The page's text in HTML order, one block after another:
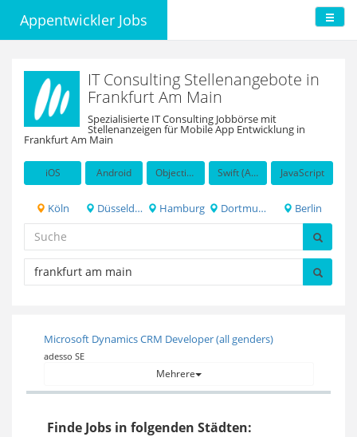
Appentwickler Jobs
IT Consulting Stellenangebote in
Frankfurt Am Main
Spezialisierte IT Consulting Jobbörse mit
Stellenanzeigen für Mobile App Entwicklung in
Frankfurt Am Main
iOS Android Objective-C Swift (Apple programming language) JavaScript
Köln Düsseldorf Hamburg Dortmund Berlin
Microsoft Dynamics CRM Developer (all genders)
adesso SE
Mehrere
Finde Jobs in folgenden Städten: